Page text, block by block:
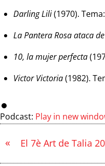
Darling Lili(1970). Tema:
La Pantera Rosa ataca
10, la mujer perfecta
Victor Victoria(1982).
Podcast: Play in new
« El 7è Art de Talia